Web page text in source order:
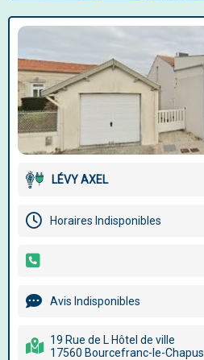
LÉVY AXEL
Horaires Indisponibles
Avis Indisponibles
19 Rue de L Hôtel de ville
17560 Bourcefranc-le-Chapus